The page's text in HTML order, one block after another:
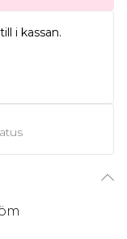
i kassan.